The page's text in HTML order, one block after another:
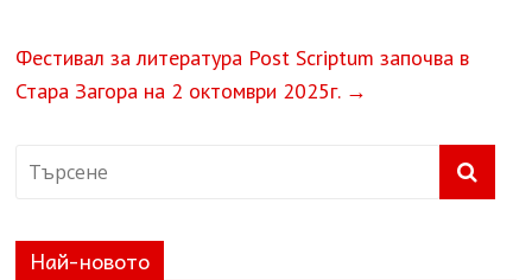
Фестивал за литература Post Scriptum започва в
Стара Загора на 2 октомври 2025г. →
Най-новото